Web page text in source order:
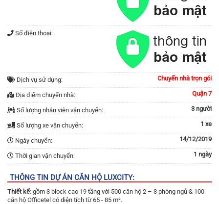
Số điện thoại:
Dịch vụ sử dụng: Chuyển nhà trọn gói
Địa điểm chuyển nhà: Quận 7
Số lượng nhân viên vận chuyển: 3 người
Số lượng xe vận chuyển: 1 xe
Ngày chuyển: 14/12/2019
Thời gian vận chuyển: 1 ngày
THÔNG TIN DỰ ÁN CĂN HỘ LUXCITY:
Thiết kế: gồm 3 block cao 19 tầng với 500 căn hộ 2 – 3 phòng ngủ & 100
căn hộ Officetel có diện tích từ 65 - 85 m².